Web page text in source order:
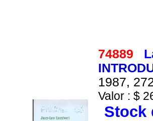
74889
1987,
Valor : $
Stock